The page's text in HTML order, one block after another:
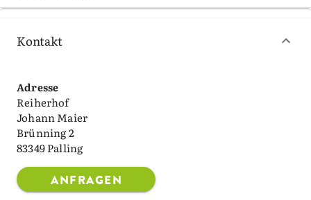
Kontakt
Adresse
Reiherhof
Johann Maier
Brünning 2
83349 Palling
ANFRAGEN